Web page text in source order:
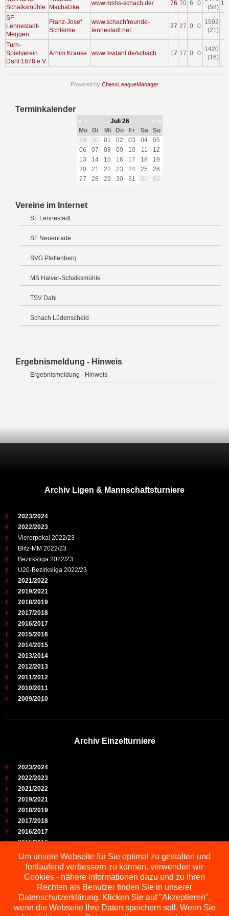
Schalksmühle
Machatzke
www.mshs-schach.de/ 76 70 6 0
(58)
SF
Lennestadt-
Meggen
Franz-Josef
Schleime
www.schachfreunde-
lennestadt.net
27 27 0 0
1502
(21)
Turn-
Spielverein
Dahl 1878 e.V.
Arnim Krause www.tsvdahl.de/schach 17 17 0 0
1420
(16)
Powered by ChessLeagueManager
Terminkalender
« ‹ Juli 26 ›
»
Mo
Di Mi Do Fr Sa
So
29
30 01 02 03 04
05
06
07 08 09 10 11
12
13
14 15 16 17 18
19
20
21 22 23 24 25
26
27
28 29 30 31 01 02
Vereine im Internet
SF Lennestadt
SF Neuenrade
SVG Plettenberg
MS Halver-Schalksmühle
TSV Dahl
Schach Lüdenscheid
Ergebnismeldung - Hinweis
Ergebnismeldung - Hinweis
Archiv Ligen & Mannschaftsturniere
2023/2024
2022/2023
Viererpokal 2022/23
Blitz-MM 2022/23
Bezirksliga 2022/23
U20-Bezirksliga 2022/23
2021/2022
2019/2021
2018/2019
2017/2018
2016/2017
2015/2016
2014/2015
2013/2014
2012/2013
2011/2012
2010/2011
2009/2010
Archiv Einzelturniere
2023/2024
2022/2023
2021/2022
2019/2021
2018/2019
2017/2018
2016/2017
2015/2016
2014/2015
2013/2014
2012/2013
2011/2012
2010/2011
2009/2010
Um unsere Webseite für Sie optimal zu gestalten und
fortlaufend verbessern zu können, verwenden wir
Cookies - nähere Informationen dazu und zu Ihren
Rechten als Benutzer finden Sie in unserer
Datenschutzerklärung. Klicken Sie auf "Akzeptieren",
wenn die Webseite Ihre Daten speichern soll. Wenn Sie